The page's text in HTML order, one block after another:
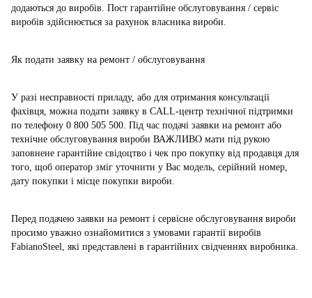
додаються до виробів. Пост гарантійне обслуговування / сервіс
виробів здійснюється за рахунок власника вироби.
Як подати заявку на ремонт / обслуговування
У разі несправності приладу, або для отримання консультації
фахівця, можна подати заявку в CALL-центр технічної підтримки
по телефону 0 800 505 500. Під час подачі заявки на ремонт або
технічне обслуговування вироби ВАЖЛИВО мати під рукою
заповнене гарантійне свідоцтво і чек про покупку від продавця для
того, щоб оператор зміг уточнити у Вас модель, серійний номер,
дату покупки і місце покупки вироби.
Перед подачею заявки на ремонт і сервісне обслуговування вироби
просимо уважно ознайомитися з умовами гарантії виробів
FabianoSteel, які представлені в гарантійних свідченнях виробника.